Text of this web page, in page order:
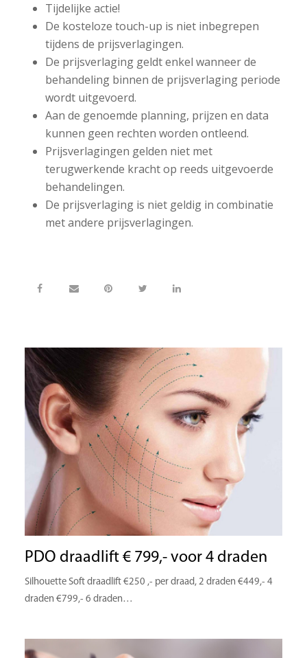
Tijdelijke actie!
De kosteloze touch-up is niet inbegrepen
tijdens de prijsverlagingen.
De prijsverlaging geldt enkel wanneer de
behandeling binnen de prijsverlaging periode
wordt uitgevoerd.
Aan de genoemde planning, prijzen en data
kunnen geen rechten worden ontleend.
Prijsverlagingen gelden niet met
terugwerkende kracht op reeds uitgevoerde
behandelingen.
De prijsverlaging is niet geldig in combinatie
met andere prijsverlagingen.
PDO draadlift € 799,- voor 4 draden
Silhouette Soft draadlift €250 ,- per draad, 2 draden €449,- 4
draden €799,- 6 draden…